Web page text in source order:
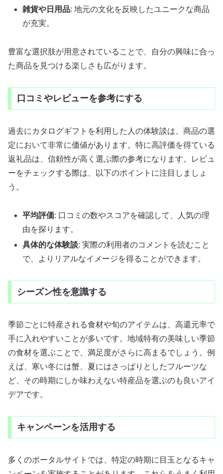
雑貨や日用品: 地元の文化を反映したユニークな商品
が充実。
豊富な選択肢が用意されていることで、自分の興味に合っ
た商品を見つける楽しさも広がります。
口コミやレビューを参考にする
過去にカタログギフトを利用した人の体験談は、商品の選
定において非常に価値があります。特に高評価を得ている
返礼品は、信頼性が高く選ぶ際の参考になります。レビュ
ーをチェックする際は、以下のポイントに注目しましょ
う。
平均評価: 口コミの数やスコアを確認して、人気の理
由を探ります。
具体的な体験談: 実際の利用者のコメントを読むこと
で、よりリアルなイメージを得ることができます。
シーズン性を意識する
季節ごとに特産される食材や旬のアイテムは、高還元率で
手に入れやすいことが多いです。地域特有の美味しい季節
の食材を選ぶことで、満足度がさらに高まるでしょう。例
えば、寒い冬には蟹、夏にはさっぱりとしたフルーツな
ど、その時期にしか味わえない特産品を選ぶのも良いアイ
デアです。
キャンペーンを活用する
多くのポータルサイトでは、特定の時期に目玉となるキャ